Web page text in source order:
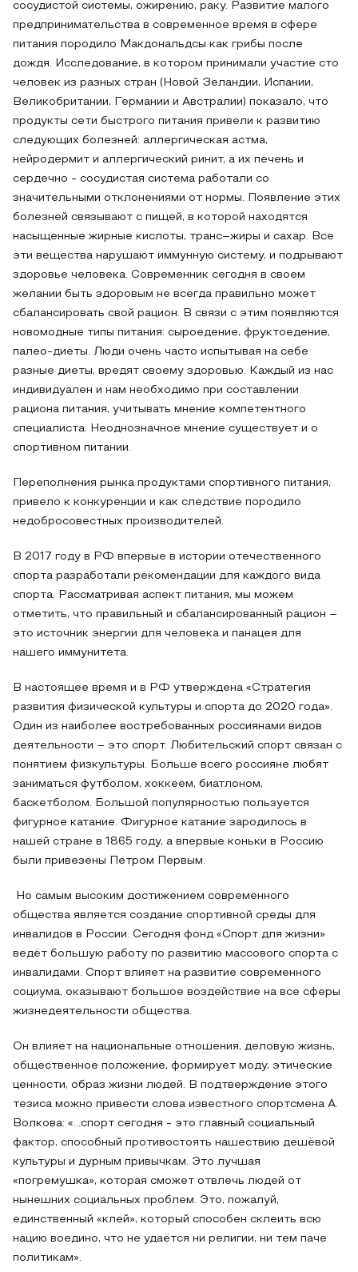
сосудистой системы, ожирению, раку. Развитие малого
предпринимательства в современное время в сфере
питания породило Макдональдсы как грибы после
дождя. Исследование, в котором принимали участие сто
человек из разных стран (Новой Зеландии, Испании,
Великобритании, Германии и Австралии) показало, что
продукты сети быстрого питания привели к развитию
следующих болезней: аллергическая астма,
нейродермит и аллергический ринит, а их печень и
сердечно - сосудистая система работали со
значительными отклонениями от нормы. Появление этих
болезней связывают с пищей, в которой находятся
насыщенные жирные кислоты, транс–жиры и сахар. Все
эти вещества нарушают иммунную систему, и подрывают
здоровье человека. Современник сегодня в своем
желании быть здоровым не всегда правильно может
сбалансировать свой рацион. В связи с этим появляются
новомодные типы питания: сыроедение, фруктоедение,
палео-диеты. Люди очень часто испытывая на себе
разные диеты, вредят своему здоровью. Каждый из нас
индивидуален и нам необходимо при составлении
рациона питания, учитывать мнение компетентного
специалиста. Неоднозначное мнение существует и о
спортивном питании.
Переполнения рынка продуктами спортивного питания,
привело к конкуренции и как следствие породило
недобросовестных производителей.
В 2017 году в РФ впервые в истории отечественного
спорта разработали рекомендации для каждого вида
спорта. Рассматривая аспект питания, мы можем
отметить, что правильный и сбалансированный рацион –
это источник энергии для человека и панацея для
нашего иммунитета.
В настоящее время и в РФ утверждена «Стратегия
развития физической культуры и спорта до 2020 года».
Один из наиболее востребованных россиянами видов
деятельности – это спорт. Любительский спорт связан с
понятием физкультуры. Больше всего россияне любят
заниматься футболом, хоккеем, биатлоном,
баскетболом. Большой популярностью пользуется
фигурное катание. Фигурное катание зародилось в
нашей стране в 1865 году, а впервые коньки в Россию
были привезены Петром Первым.
Но самым высоким достижением современного
общества является создание спортивной среды для
инвалидов в России. Сегодня фонд «Спорт для жизни»
ведёт большую работу по развитию массового спорта с
инвалидами. Спорт влияет на развитие современного
социума, оказывают большое воздействие на все сферы
жизнедеятельности общества.
Он влияет на национальные отношения, деловую жизнь,
общественное положение, формирует моду, этические
ценности, образ жизни людей. В подтверждение этого
тезиса можно привести слова известного спортсмена А.
Волкова: «…спорт сегодня - это главный социальный
фактор, способный противостоять нашествию дешёвой
культуры и дурным привычкам. Это лучшая
«погремушка», которая сможет отвлечь людей от
нынешних социальных проблем. Это, пожалуй,
единственный «клей», который способен склеить всю
нацию воедино, что не удаётся ни религии, ни тем паче
политикам».